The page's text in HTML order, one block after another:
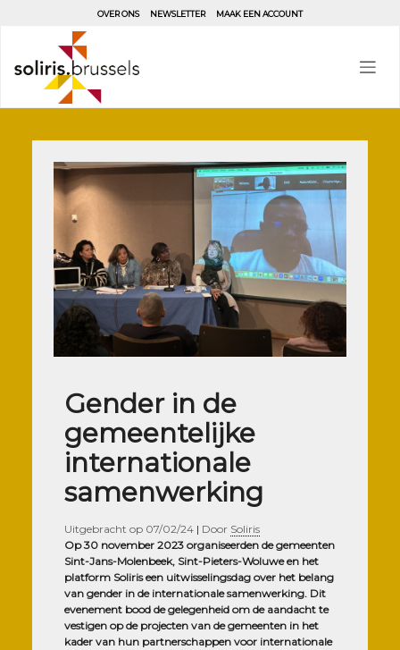
OVER ONS NEWSLETTER MAAK EEN ACCOUNT
Gender in de
gemeentelijke
internationale
samenwerking
Uitgebracht op 07/02/24 | Door Soliris
Op 30 novem­ber 2023 orga­ni­seer­den de gemeen­ten
Sint-Jans-Molen­beek, Sint-Pie­ters-Woluwe en het
plat­form Soli­ris een uit­wis­se­ling­sdag over het belang
van gen­der in de inter­na­tio­nale samen­wer­king. Dit
eve­ne­ment bood de gele­gen­heid om de aan­dacht te
ves­ti­gen op de pro­jec­ten van de gemeen­ten in het
kader van hun part­ner­schap­pen voor inter­na­tio­nale